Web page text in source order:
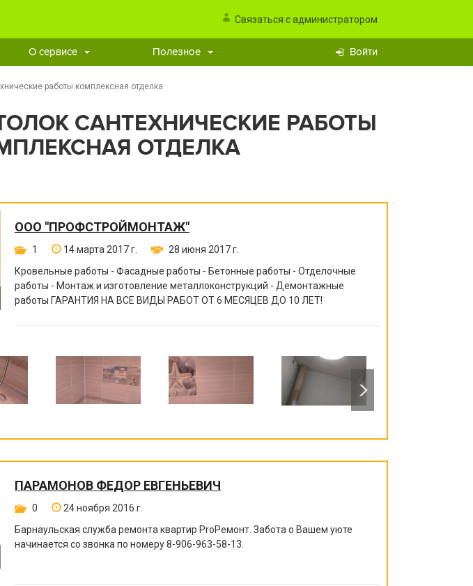
Связаться с администратором
О сервисе Полезное Войти
работы комплексная отделка
САНТЕХНИЧЕСКИЕ РАБОТЫ
ОТДЕЛКА
ООО "ПРОФСТРОЙМОНТАЖ"
1 14 марта 2017 г.
28 июня 2017 г.
Кровельные работы - Фасадные работы - Бетонные работы - Отделочные
работы - Монтаж и изготовление металлоконструкций - Демонтажные
работы ГАРАНТИЯ НА ВСЕ ВИДЫ РАБОТ ОТ 6 МЕСЯЦЕВ ДО 10 ЛЕТ!
ПАРАМОНОВ ФЕДОР ЕВГЕНЬЕВИЧ
0
24 ноября 2016 г.
Барнаульская служба ремонта квартир ProРемонт. Забота о Вашем уюте
начинается со звонка по номеру8-906-963-58-13